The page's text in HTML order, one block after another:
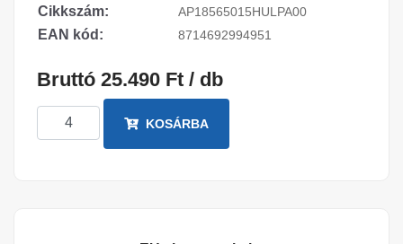
Cikkszám: AP18565015HULPA00
EAN kód: 8714692994951
Bruttó 25.490 Ft / db
KOSÁRBA